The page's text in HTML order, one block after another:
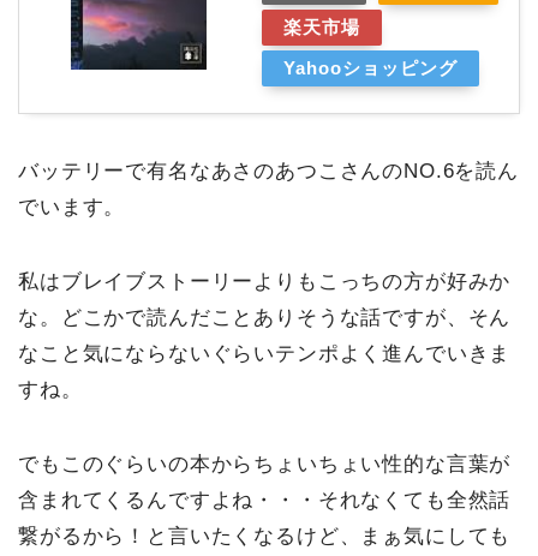
楽天市場
Yahooショッピング
バッテリーで有名なあさのあつこさんのNO.6を読ん
でいます。
私はブレイブストーリーよりもこっちの方が好みか
な。どこかで読んだことありそうな話ですが、そん
なこと気にならないぐらいテンポよく進んでいきま
すね。
でもこのぐらいの本からちょいちょい性的な言葉が
含まれてくるんですよね・・・それなくても全然話
繋がるから！と言いたくなるけど、まぁ気にしても